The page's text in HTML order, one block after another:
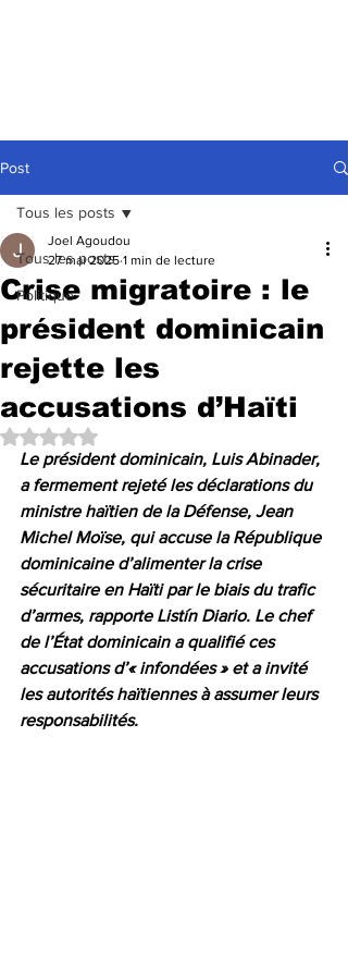
Post
Tous les posts
Politique
Tous les posts
Crise migratoire : le
président dominicain
rejette les
accusations d’Haïti
Joel Agoudou
27 mai 2025 1 min de lecture
Noté NaN étoiles sur 5.
Le président dominicain, Luis Abinader,
a fermement rejeté les déclarations du
ministre haïtien de la Défense, Jean
Michel Moïse, qui accuse la République
dominicaine d’alimenter la crise
sécuritaire en Haïti par le biais du trafic
d’armes, rapporte Listín Diario. Le chef
de l’État dominicain a qualifié ces
accusations d’« infondées » et a invité
les autorités haïtiennes à assumer leurs
responsabilités.